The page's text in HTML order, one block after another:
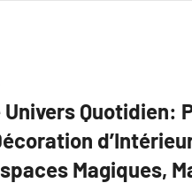
Quotidien:
Magiques,